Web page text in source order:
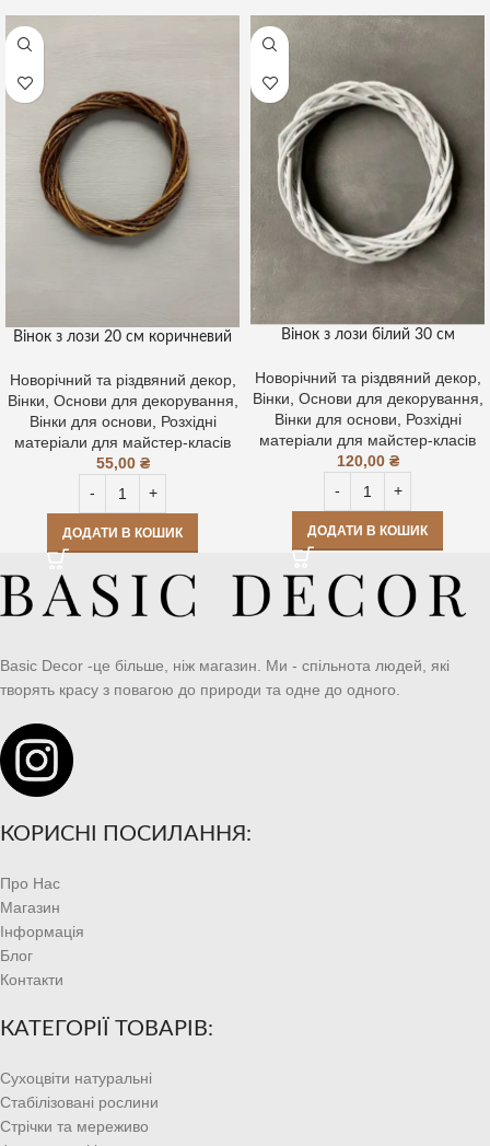
Вінок з лози 20 см коричневий
Новорічний та різдвяний декор,
Вінки Основи для декорування
Вінки для основи
Розхідні
матеріали для майстер-класів
55,00 ₴
ДОДАТИ В КОШИК
Вінок з лози білий 30 см
Новорічний та різдвяний декор,
Вінки Основи для декорування
Вінки для основи
Розхідні
матеріали для майстер-класів
120,00 ₴
ДОДАТИ В КОШИК
Basic Decor -це більше, ніж магазин. Ми - спільнота людей, які
творять красу з повагою до природи та одне до одного.
КОРИСНІ ПОСИЛАННЯ:
Про Нас
Магазин
Інформація
Блог
Контакти
КАТЕГОРІЇ ТОВАРІВ:
Сухоцвіти натуральні
Стабілізовані рослини
Стрічки та мереживо